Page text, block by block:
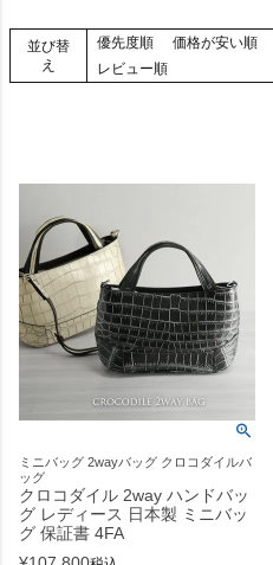
並び替
え
優先度順 価格が安い順
レビュー順
ミニバッグ 2wayバッグ クロコダイルバ
ッグ
クロコダイル 2way ハンドバッ
グ レディース 日本製 ミニバッ
グ 保証書 4FA